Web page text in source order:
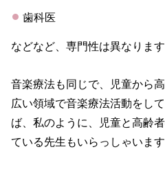
歯科医
などなど、専門性は異なります
音楽療法も同じで、児童から
広い領域で音楽療法活動をし
ば、私のように、児童と高齢
ている先生もいらっしゃいます